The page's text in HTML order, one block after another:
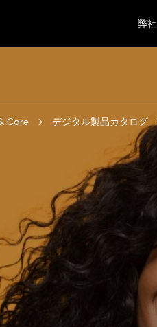
弊社
Care デジタル製品カタログ